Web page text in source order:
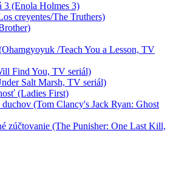
3 (Enola Holmes 3)
creyentes/The Truthers)
/Teach You a Lesson, TV
Find You, TV seriál)
Salt Marsh, TV seriál)
(Ladies First)
(Tom Clancy's Jack Ryan: Ghost
zúčtovanie (The Punisher: One Last Kill,